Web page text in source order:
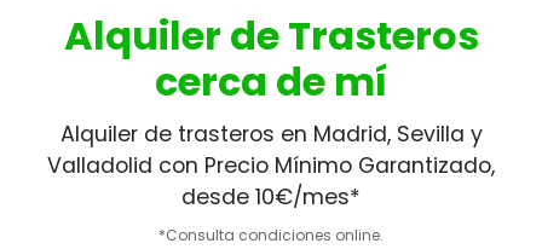
Alquiler de Trasteros
cerca de mí
Alquiler de trasteros en Madrid, Sevilla y
Valladolid con Precio Mínimo Garantizado,
desde 10€/mes*
*Consulta condiciones online.